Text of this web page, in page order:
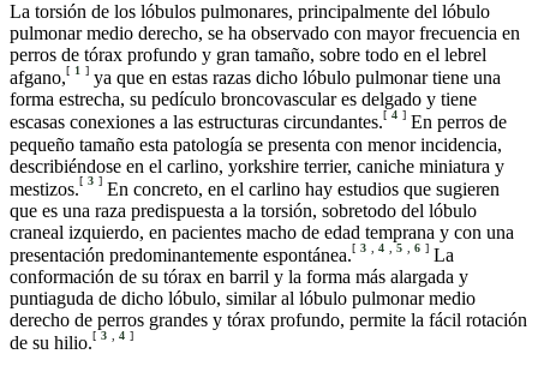
La torsión de los lóbulos pulmonares, principalmente del lóbulo
pulmonar medio derecho, se ha observado con mayor frecuencia en
perros de tórax profundo y gran tamaño, sobre todo en el lebrel
afgano,[ 1 ] ya que en estas razas dicho lóbulo pulmonar tiene una
forma estrecha, su pedículo broncovascular es delgado y tiene
escasas conexiones a las estructuras circundantes.[ 4 ] En perros de
pequeño tamaño esta patología se presenta con menor incidencia,
describiéndose en el carlino, yorkshire terrier, caniche miniatura y
mestizos.[ 3 ] En concreto, en el carlino hay estudios que sugieren
que es una raza predispuesta a la torsión, sobretodo del lóbulo
craneal izquierdo, en pacientes macho de edad temprana y con una
presentación predominantemente espontánea.[ 3 4 5 6 ] La
conformación de su tórax en barril y la forma más alargada y
puntiaguda de dicho lóbulo, similar al lóbulo pulmonar medio
derecho de perros grandes y tórax profundo, permite la fácil rotación
de su hilio.[ 3 4 ]